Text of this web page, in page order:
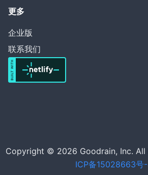
更多
企业版
联系我们
Copyright © 2026 Goodrain, Inc. All
ICP备15028663号